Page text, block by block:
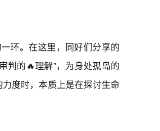
环。在这里，同好们分享的
判的🔥理解”，为身处孤岛的
度时，本质上是在探讨生命